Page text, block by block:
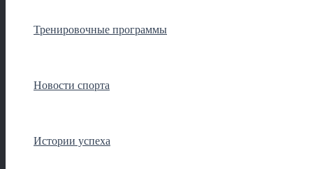
Тренировочные программы
Новости спорта
Истории успеха